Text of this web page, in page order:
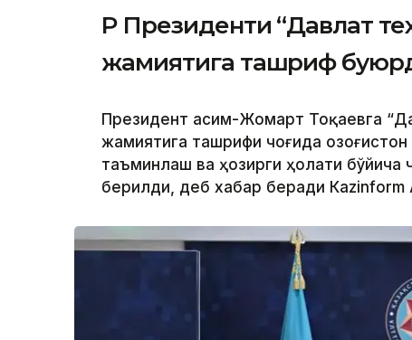
ҚР Президенти “Давлат
жамиятига ташриф
Президент Қасим-Жомарт Тоқаевга
жамиятига ташрифи чоғида
таъминлаш ва ҳозирги ҳолати
берилди, деб хабар беради Каzinform